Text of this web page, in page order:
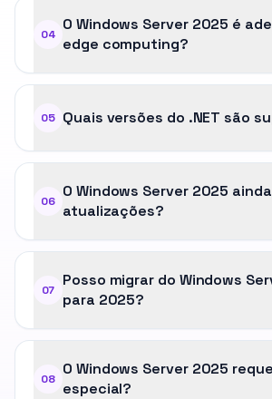
04
O Windows Server 2025 é
edge computing?
05 Quais versões do .NET são
06
O Windows Server 2025
atualizações?
07
Posso migrar do Windows
para 2025?
08
O Windows Server 2025
especial?